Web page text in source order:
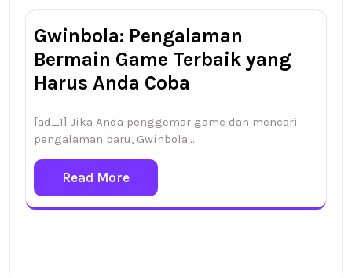
Gwinbola: Pengalaman
Bermain Game Terbaik yang
Harus Anda Coba
[ad_1] Jika Anda penggemar game dan mencari
pengalaman baru, Gwinbola…
Read More